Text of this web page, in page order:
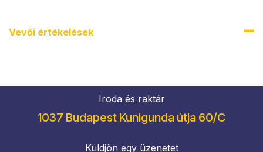
Vevői értékel​ések
Iroda és raktár
1037 Budapest Kunigunda útja 60/C
Küldjön egy üzenetet